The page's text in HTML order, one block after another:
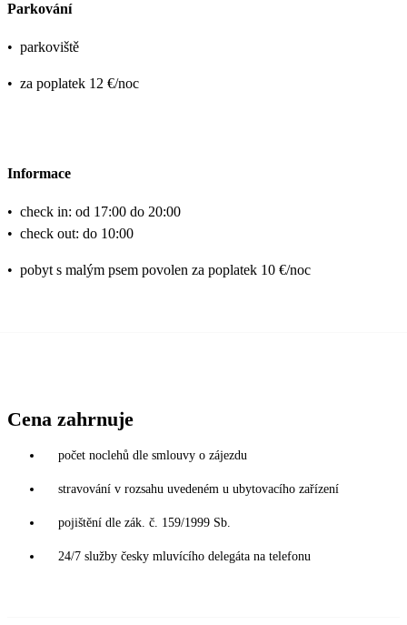
Parkování
• parkoviště
• za poplatek 12 €/noc
Informace
• check in: od 17:00 do 20:00
• check out: do 10:00
• pobyt s malým psem povolen za poplatek 10 €/noc
Cena zahrnuje
počet noclehů dle smlouvy o zájezdu
stravování v rozsahu uvedeném u ubytovacího zařízení
pojištění dle zák. č. 159/1999 Sb.
24/7 služby česky mluvícího delegáta na telefonu